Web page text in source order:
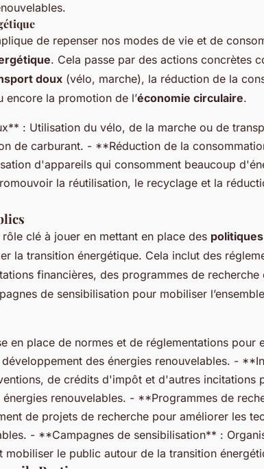
de repenser nos modes de vie et de
. Cela passe par des actions concrètes
doux (vélo, marche), la réduction de la
encore la promotion de l’économie circulaire.
: Utilisation du vélo, de la marche ou de
de carburant. - **Réduction de la
d'appareils qui consomment beaucoup
la réutilisation, le recyclage et la
clé à jouer en mettant en place des
la transition énergétique. Cela inclut des
financières, des programmes de recherche
de sensibilisation pour mobiliser
en place de normes et de réglementations pour
des énergies renouvelables. -
de crédits d'impôt et d'autres incitations
énergies renouvelables. - **Programmes de
de projets de recherche pour améliorer les
- **Campagnes de sensibilisation** :
le public autour de la transition